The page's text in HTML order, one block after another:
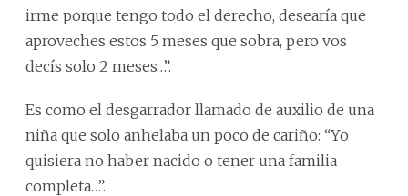
irme porque tengo todo el derecho, desearía que
aproveches estos 5 meses que sobra, pero vos
decís solo 2 meses…”.
Es como el desgarrador llamado de auxilio de una
niña que solo anhelaba un poco de cariño: “Yo
quisiera no haber nacido o tener una familia
completa…”.